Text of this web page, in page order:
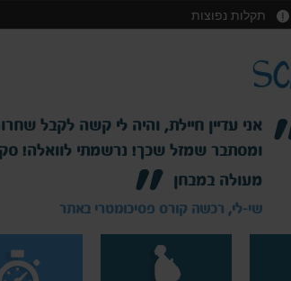
תקלות נפוצות
אני עדיין חיילת, והיה לי קשה לקבל
ומסתבר שמזל שכך! נרשמתי לוואלה!
מעולה במבחן
שי-לי, רכשה קורס פסיכומטרי באתר